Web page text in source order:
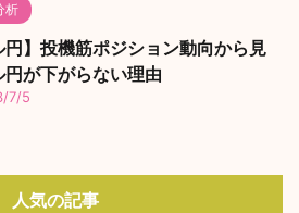
析
円】投機筋ポジション動向から見
円が下がらない理由
7/5
人気の記事